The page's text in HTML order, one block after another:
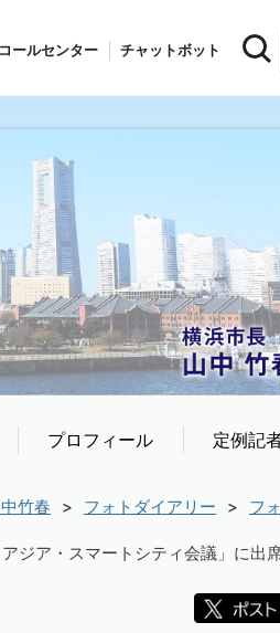
コールセンター チャットボット
プロフィール 定例記
竹春 フォトダイアリー
フ
ジア・スマートシティ会議」に出